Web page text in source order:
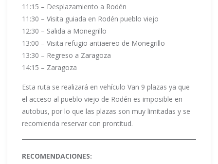
11:15 – Desplazamiento a Rodén
11:30 – Visita guiada en Rodén pueblo viejo
12:30 – Salida a Monegrillo
13:00 – Visita refugio antiaereo de Monegrillo
13:30 – Regreso a Zaragoza
14:15 – Zaragoza
Esta ruta se realizará en vehículo Van 9 plazas ya que
el acceso al pueblo viejo de Rodén es imposible en
autobus, por lo que las plazas son muy limitadas y se
recomienda reservar con prontitud.
RECOMENDACIONES: